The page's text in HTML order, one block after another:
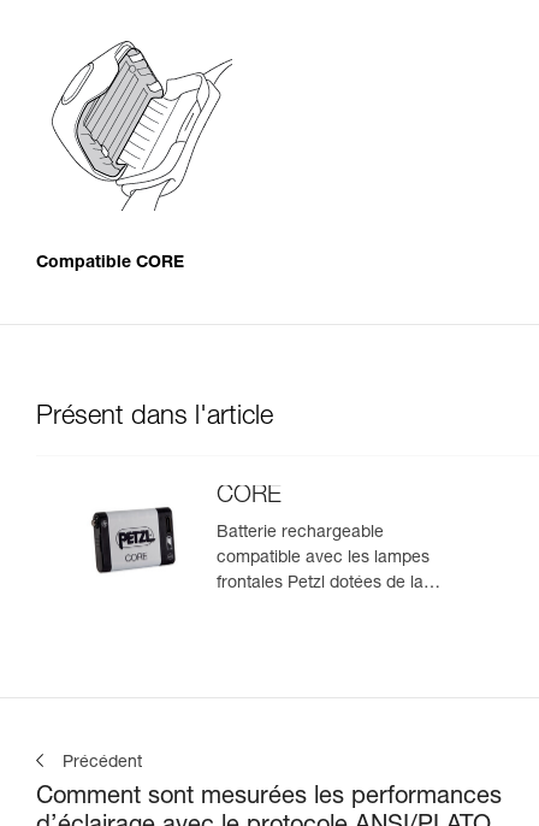
Compatible CORE
Présent dans l'article
CORE
Batterie rechargeable
compatible avec les lampes
frontales Petzl dotées de la
Précédent
Comment sont mesurées les performances